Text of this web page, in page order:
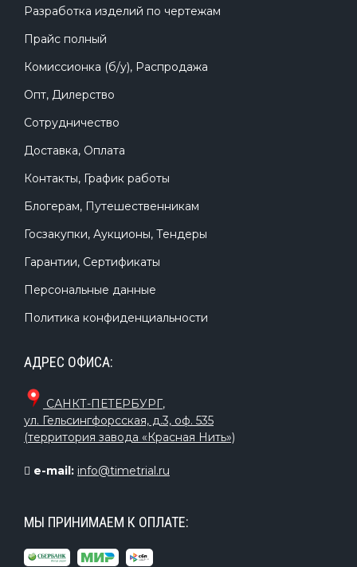
Разработка изделий по чертежам
Прайс полный
Комиссионка (б/у), Распродажа
Опт, Дилерство
Сотрудничество
Доставка, Оплата
Контакты, График работы
Блогерам, Путешественникам
Госзакупки, Аукционы, Тендеры
Гарантии, Сертификаты
Персональные данные
Политика конфиденциальности
АДРЕС ОФИСА:
САНКТ-ПЕТЕРБУРГ,
ул. Гельсингфорсская, д.3, оф. 535
(территория завода «Красная Нить»)
e-mail: info@timetrial.ru
МЫ ПРИНИМАЕМ К ОПЛАТЕ: